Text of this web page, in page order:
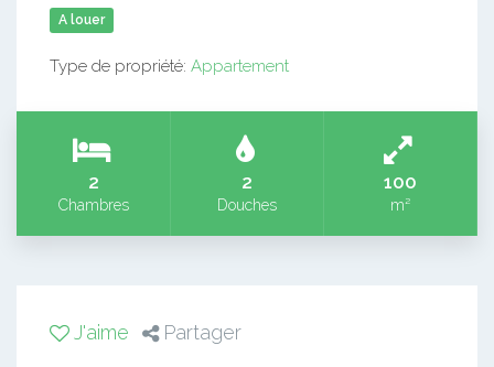
A louer
Type de propriété: Appartement
2
Chambres
2
Douches
100
m²
J'aime Partager